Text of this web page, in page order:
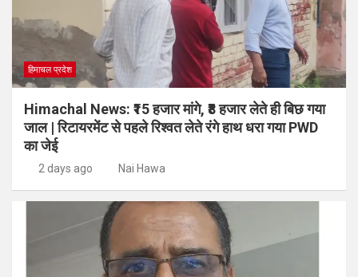
हिमाचल प्रदेश
Himachal News: ₹15 हजार मांगे, ₹8 हजार लेते ही बिछ गया
जाल | रिटायरमेंट से पहले रिश्वत लेते रंगे हाथ धरा गया PWD
का जेई
2 days ago Nai Hawa